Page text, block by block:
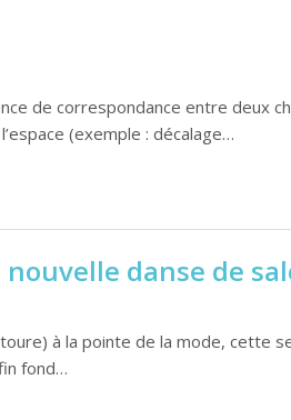
de correspondance entre deux
(exemple : décalage…
nouvelle danse de
à la pointe de la mode, cette
fond…